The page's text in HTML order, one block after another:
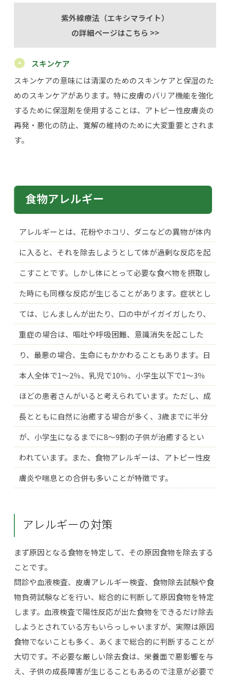
紫外線療法（エキシマライト）
の詳細ページはこちら >>
スキンケア
スキンケアの意味には清潔のためのスキンケアと保湿のた
めのスキンケアがあります。特に皮膚のバリア機能を強化
するために保湿剤を使用することは、アトピー性皮膚炎の
再発・悪化の防止、寛解の維持のために大変重要とされま
す。
食物アレルギー
アレルギーとは、花粉やホコリ、ダニなどの異物が体内
に入ると、それを除去しようとして体が過剰な反応を起
こすことです。しかし体にとって必要な食べ物を摂取し
た時にも同様な反応が生じることがあります。症状とし
ては、じんましんが出たり、口の中がイガイガしたり、
重症の場合は、嘔吐や呼吸困難、意識消失を起こした
り、最悪の場合、生命にもかかわることもあります。日
本人全体で1〜2％、乳児で10％、小学生以下で1〜3％
ほどの患者さんがいると考えられています。ただし、成
長とともに自然に治癒する場合が多く、3歳までに半分
が、小学生になるまでに8〜9割の子供が治癒するとい
われています。また、食物アレルギーは、アトピー性皮
膚炎や喘息との合併も多いことが特徴です。
アレルギーの対策
まず原因となる食物を特定して、その原因食物を除去する
ことです。
問診や血液検査、皮膚アレルギー検査、食物除去試験や食
物負荷試験などを行い、総合的に判断して原因食物を特定
します。 血液検査で陽性反応が出た食物をできるだけ除去
しようとされている方もいらっしゃいますが、実際は原因
食物でないことも多く、あくまで総合的に判断することが
大切です。不必要な厳しい除去食は、栄養面で悪影響を与
え、子供の成長障害が生じることもあるので注意が必要で